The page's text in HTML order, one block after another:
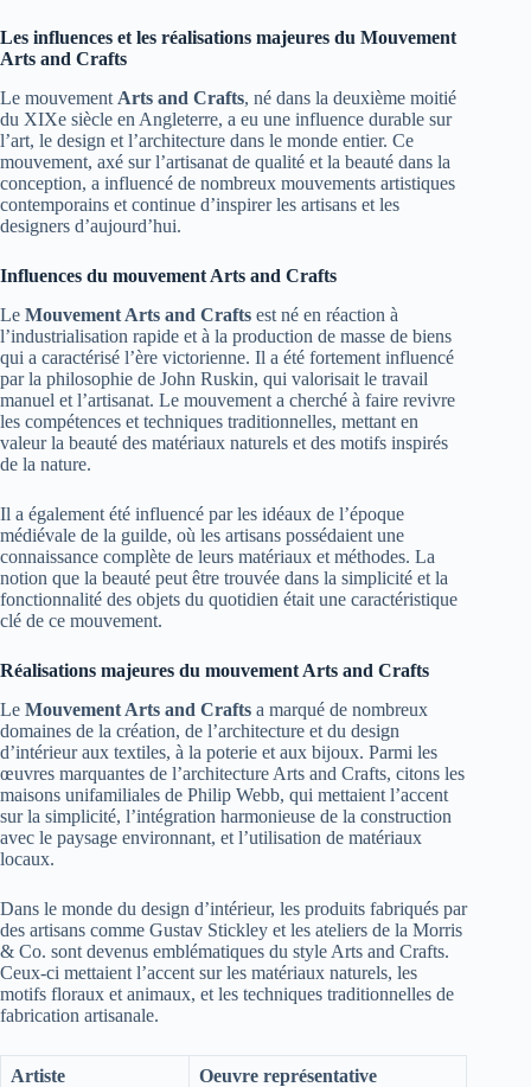
Les influences et les réalisations majeures du Mouvement
Arts and Crafts
Le mouvement Arts and Crafts, né dans la deuxième moitié
du XIXe siècle en Angleterre, a eu une influence durable sur
l’art, le design et l’architecture dans le monde entier. Ce
mouvement, axé sur l’artisanat de qualité et la beauté dans la
conception, a influencé de nombreux mouvements artistiques
contemporains et continue d’inspirer les artisans et les
designers d’aujourd’hui.
Influences du mouvement Arts and Crafts
Le Mouvement Arts and Crafts est né en réaction à
l’industrialisation rapide et à la production de masse de biens
qui a caractérisé l’ère victorienne. Il a été fortement influencé
par la philosophie de John Ruskin, qui valorisait le travail
manuel et l’artisanat. Le mouvement a cherché à faire revivre
les compétences et techniques traditionnelles, mettant en
valeur la beauté des matériaux naturels et des motifs inspirés
de la nature.
Il a également été influencé par les idéaux de l’époque
médiévale de la guilde, où les artisans possédaient une
connaissance complète de leurs matériaux et méthodes. La
notion que la beauté peut être trouvée dans la simplicité et la
fonctionnalité des objets du quotidien était une caractéristique
clé de ce mouvement.
Réalisations majeures du mouvement Arts and Crafts
Le Mouvement Arts and Crafts a marqué de nombreux
domaines de la création, de l’architecture et du design
d’intérieur aux textiles, à la poterie et aux bijoux. Parmi les
œuvres marquantes de l’architecture Arts and Crafts, citons les
maisons unifamiliales de Philip Webb, qui mettaient l’accent
sur la simplicité, l’intégration harmonieuse de la construction
avec le paysage environnant, et l’utilisation de matériaux
locaux.
Dans le monde du design d’intérieur, les produits fabriqués par
des artisans comme Gustav Stickley et les ateliers de la Morris
& Co. sont devenus emblématiques du style Arts and Crafts.
Ceux-ci mettaient l’accent sur les matériaux naturels, les
motifs floraux et animaux, et les techniques traditionnelles de
fabrication artisanale.
Artiste Oeuvre représentative